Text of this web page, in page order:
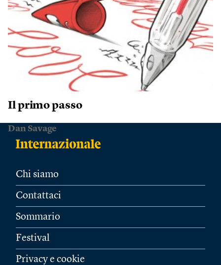
Il primo passo
Dan Savage
Chi siamo
Contattaci
Sommario
Festival
Privacy e cookie